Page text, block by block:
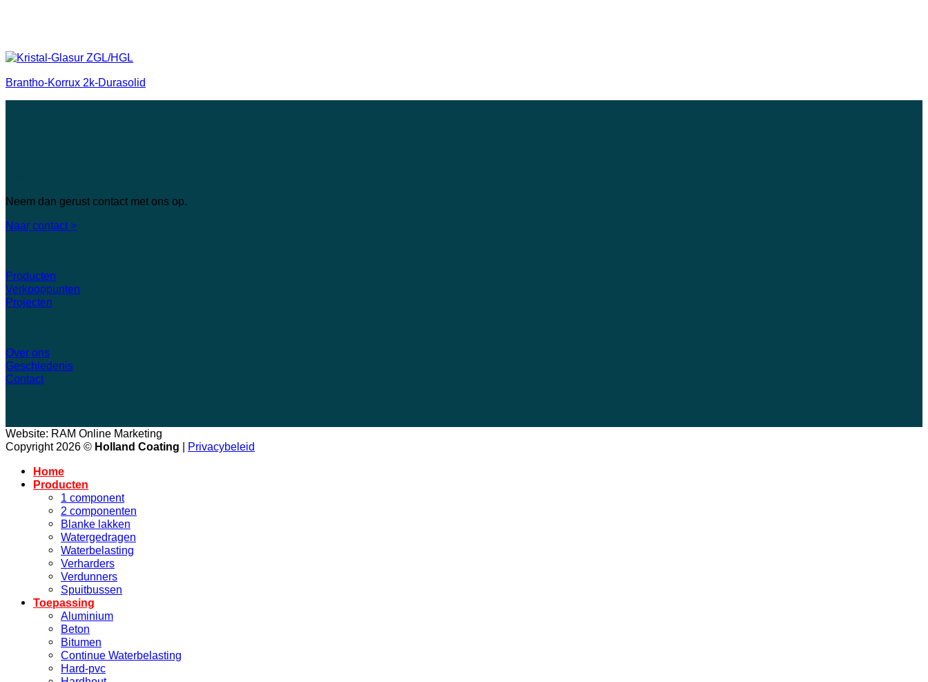
Brantho-Korrux 2k-Durasolid
Neem dan gerust contact met ons op.
Naar contact >
Producten
Verkooppunten
Projecten
Over ons
Geschiedenis
Contact
Website: RAM Online Marketing
Copyright 2026 © Holland Coating
Privacybeleid
Home
Producten
1 component
2 componenten
Blanke lakken
Watergedragen
Waterbelasting
Verharders
Verdunners
Spuitbussen
Toepassing
Aluminium
Beton
Bitumen
Continue Waterbelasting
Hard-pvc